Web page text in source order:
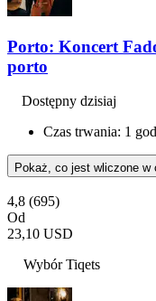
Porto: Koncert
porto
Dostępny dzisiaj
Czas trwania: 1
Pokaż, co jest wliczone w
4,8 (695)
Od
23,10 USD
Wybór Tiqets